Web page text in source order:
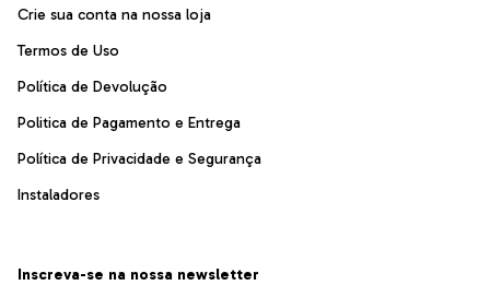
Crie sua conta na nossa loja
Termos de Uso
Política de Devolução
Politica de Pagamento e Entrega
Política de Privacidade e Segurança
Instaladores
Inscreva-se na nossa newsletter